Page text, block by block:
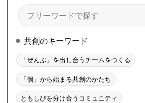
検
索
共創のキーワード
「ぜんぶ」を出し合うチームをつくる
「個」から始まる共創のかたち
ともしびを分け合うコミュニティ